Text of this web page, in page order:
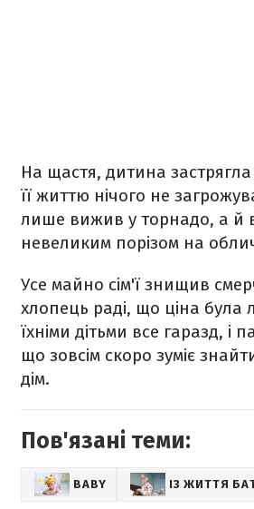
На щастя, дитина застрягла
її життю нічого не
лише вижив у торнадо, а й
невеликим порізом на
Усе майно сім'ї знищив
хлопець раді, що ціна була
їхніми дітьми все гаразд, і
що зовсім скоро зуміє
дім.
Пов'язані теми:
BABY ІЗ ЖИТТЯ